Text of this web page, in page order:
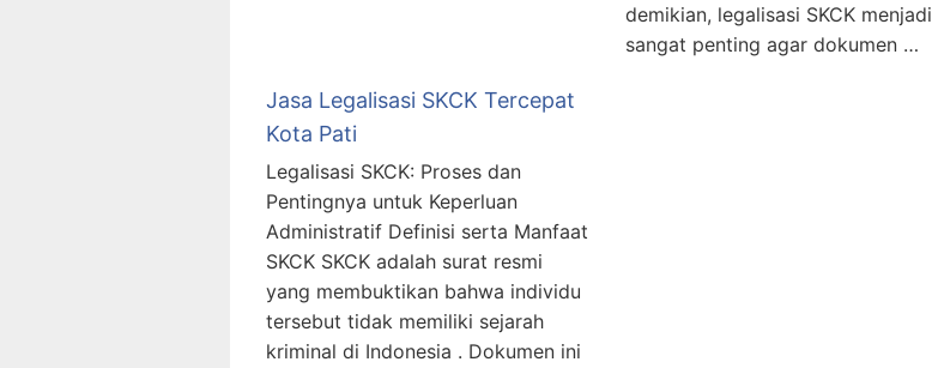
demikian, legalisasi SKCK menjadi
sangat penting agar dokumen …
Jasa Legalisasi SKCK Tercepat
Kota Pati
Legalisasi SKCK: Proses dan
Pentingnya untuk Keperluan
Administratif Definisi serta Manfaat
SKCK SKCK adalah surat resmi
yang membuktikan bahwa individu
tersebut tidak memiliki sejarah
kriminal di Indonesia . Dokumen ini